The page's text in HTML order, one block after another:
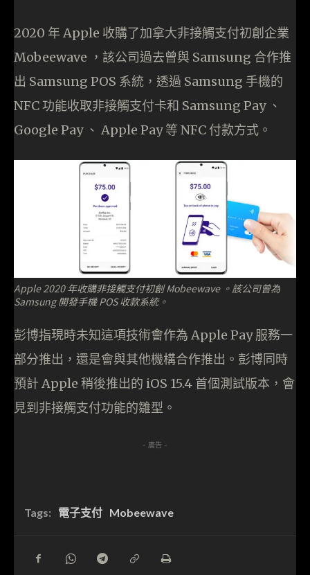
2020 年 Apple 收購了加拿大非接觸支付初創企業
Mobeewave ，該公司過去曾與 Samsung 合作推
出 Samsung POS 系統，透過 Samsung 手機的
NFC 功能收取非接觸支付卡和 Samsung Pay 、
Google Pay 、 Apple Pay 等 NFC 付款方式。
Apple 2020 年收購非接觸支付初創 Mobeewave 。該公司曾為
Samsung 開發手機 POS 收款系統。
彭博指現時未知這項技術會作為 Apple Pay 服務一
部分推出，還是會與其他機構合作推出。彭博同時
預計 Apple 稍後推出的 iOS 15.4 首個測試版本，會
見到非接觸支付功能的雛型。
- 廣告 -
Tags: 電子支付 Mobeewave